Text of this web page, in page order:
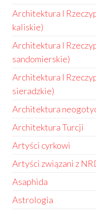
Architektura I
kaliskie)
Architektura I
sandomierskie)
Architektura I
sieradzkie)
Architektura
Architektura Turcji
Artyści cyrkowi
Artyści związani z
Asaphida
Astrologia